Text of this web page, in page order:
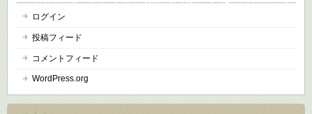
ログイン
投稿フィード
コメントフィード
WordPress.org